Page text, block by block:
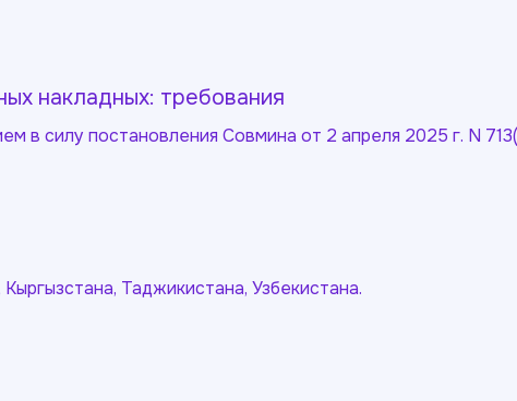
накладных: требования
в силу постановления Совмина от 2 апреля 2025 г. N
Таджикистана, Узбекистана.